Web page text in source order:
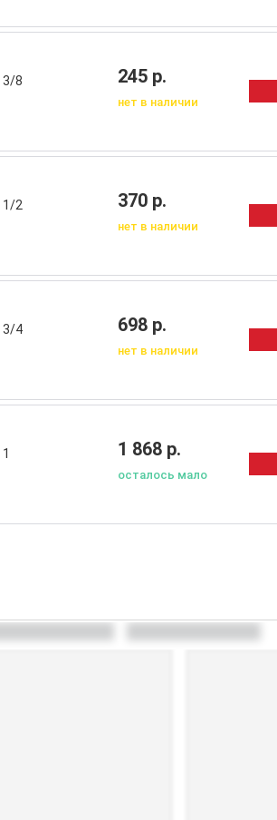
3/8
245 р.
нет в наличии
1/2
370 р.
нет в наличии
3/4
698 р.
нет в наличии
1
1 868 р.
осталось мало